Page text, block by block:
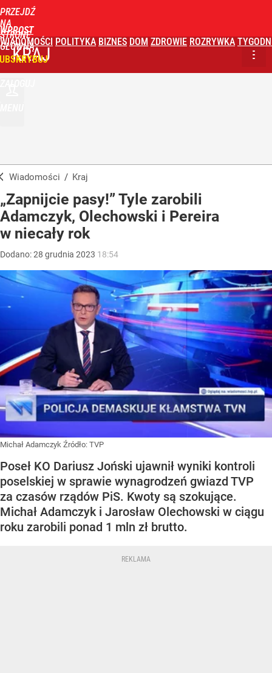
PRZEJDŹ
NA
STRONĘ
GŁÓWNĄ
WPROST
WIADOMOŚCI POLITYKA BIZNES DOM ZDROWIE ROZRYWKA
KRAJ
Wiadomości / Kraj
„Zapnijcie pasy!” Tyle zarobili
Adamczyk, Olechowski i Pereira
w niecały rok
Dodano:28 grudnia 2023 18:54
Michał Adamczyk Źródło: TVP
Poseł KO Dariusz Joński ujawnił wyniki kontroli
poselskiej w sprawie wynagrodzeń gwiazd TVP
za czasów rządów PiS. Kwoty są szokujące.
Michał Adamczyk i Jarosław Olechowski w ciągu
roku zarobili ponad 1 mln zł brutto.